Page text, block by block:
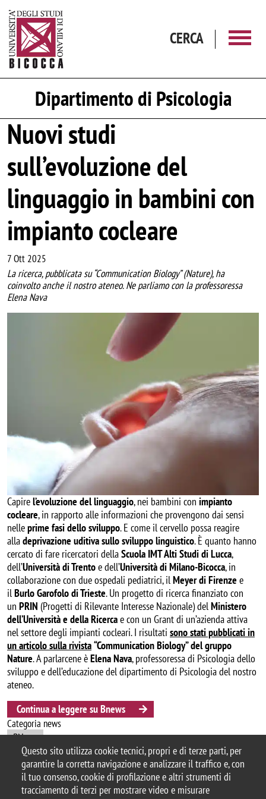
Questo sito utilizza cookie tecnici, propri e di terze parti, per
garantire la corretta navigazione e analizzare il traffico e, con
il tuo consenso, cookie di profilazione e altri strumenti di
tracciamento di terzi per mostrare video e misurare
CERCA
Dipartimento di Psicologia
Nuovi studi
sull’evoluzione del
linguaggio in bambini con
impianto cocleare
7 Ott 2025
La ricerca, pubblicata su “Communication Biology” (Nature), ha
coinvolto anche il nostro ateneo. Ne parliamo con la professoressa
Elena Nava
Capirel’evoluzione del linguaggio, nei bambini con impianto
cocleare, in rapporto alle informazioni che provengono dai sensi
nelleprime fasi dello sviluppo. E come il cervello possa reagire
alladeprivazione uditiva sullo sviluppo linguistico. È quanto hanno
cercato di fare ricercatori dellaScuola IMT Alti Studi di Lucca,
dell’Università di Trentoe dell’Università di Milano-Bicocca, in
collaborazione con due ospedali pediatrici, ilMeyer di Firenze e
ilBurlo Garofolo di Trieste. Un progetto di ricerca finanziato con
un PRIN (Progetti di Rilevante Interesse Nazionale) delMinistero
dell’Università e della Ricercae con un Grant di un’azienda attiva
nel settore degli impianti cocleari. I risultati sono stati pubblicati in
un articolo sulla rivista“Communication Biology” del gruppo
Nature. A parlarcene èElena Nava, professoressa di Psicologia dello
sviluppo e dell’educazione del dipartimento di Psicologia del nostro
ateneo.
Continua a leggere su Bnews
Categoria news
BNews